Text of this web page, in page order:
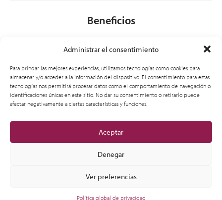
Administrar el consentimiento
Para brindar las mejores experiencias, utilizamos tecnologías como cookies para
almacenar y/o acceder a la información del dispositivo. El consentimiento para estas
tecnologías nos permitirá procesar datos como el comportamiento de navegación o
identificaciones únicas en este sitio. No dar su consentimiento o retirarlo puede
afectar negativamente a ciertas características y funciones.
Aceptar
Denegar
Ver preferencias
Política global de privacidad
Beneficios
General
© 2012-2026 CSI Leasing, Inc. All Right Reserved.